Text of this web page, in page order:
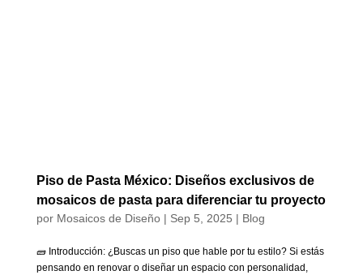
Piso de Pasta México: Diseños exclusivos de
mosaicos de pasta para diferenciar tu proyecto
por Mosaicos de Diseño| Sep 5, 2025 | Blog
🧱 Introducción: ¿Buscas un piso que hable por tu estilo? Si estás
pensando en renovar o diseñar un espacio con personalidad,